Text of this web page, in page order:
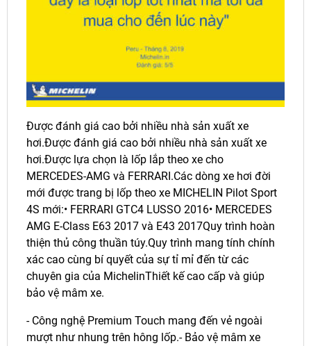
Được đánh giá cao bởi nhiều nhà sản xuất xe
hơi.Được đánh giá cao bởi nhiều nhà sản xuất xe
hơi.Được lựa chọn là lốp lắp theo xe cho
MERCEDES-AMG và FERRARI.Các dòng xe hơi đời
mới được trang bị lốp theo xe MICHELIN Pilot Sport
4S mới:• FERRARI GTC4 LUSSO 2016• MERCEDES
AMG E-Class E63 2017 và E43 2017Quy trình hoàn
thiện thủ công thuần túy.Quy trình mang tính chính
xác cao cùng bí quyết của sự tỉ mỉ đến từ các
chuyên gia của MichelinThiết kế cao cấp và giúp
bảo vệ mâm xe.
- Công nghệ Premium Touch mang đến vẻ ngoài
mượt như nhung trên hông lốp.- Bảo vệ mâm xe